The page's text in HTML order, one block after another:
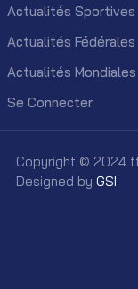
Actualités Sportives
Actualités Fédérales
Actualités Mondiales
Se Connecter
Copyright © 2024
Designed by GSI